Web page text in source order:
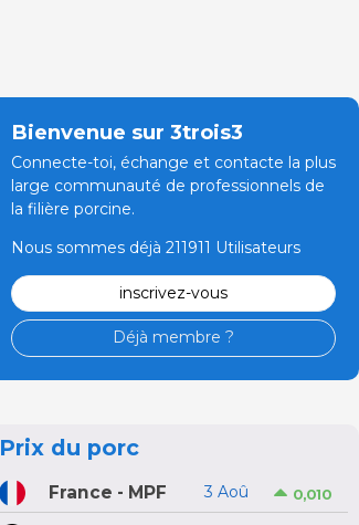
Bienvenue sur 3trois3
Connecte-toi, échange et contacte la plus
large communauté de professionnels de
la filière porcine.
Nous sommes déjà 211911 Utilisateurs
inscrivez-vous
Déjà membre ?
Prix du porc
France - MPF 3 Aoû 0,010